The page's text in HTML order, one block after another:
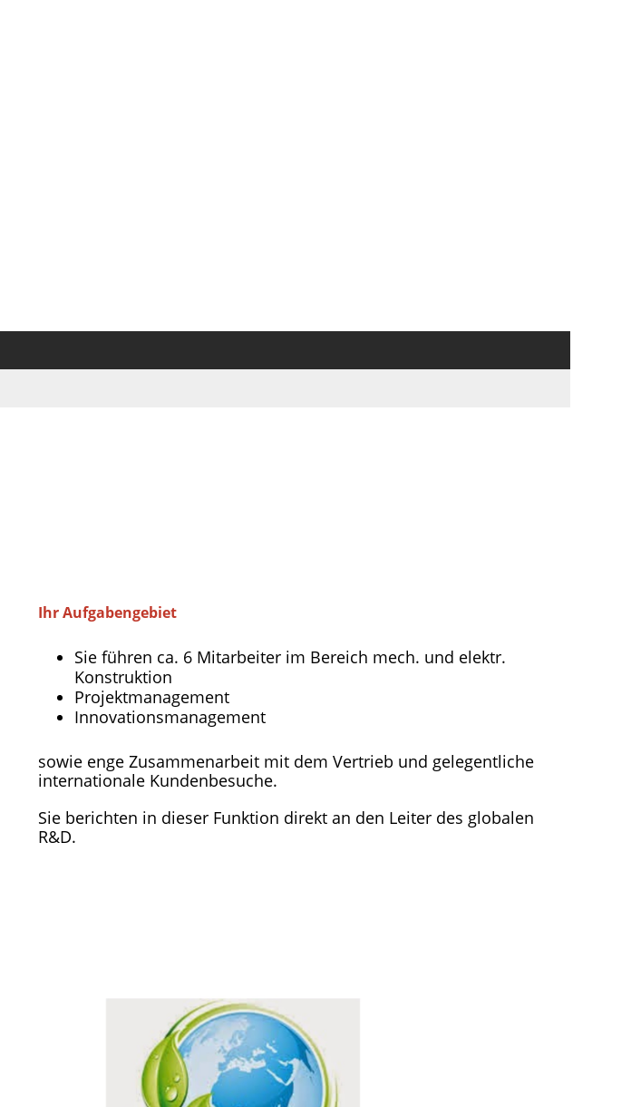
Ihr Aufgabengebiet
Sie führen ca. 6 Mitarbeiter im Bereich mech. und elektr.
Konstruktion
Projektmanagement
Innovationsmanagement
sowie enge Zusammenarbeit mit dem Vertrieb und gelegentliche
internationale Kundenbesuche.
Sie berichten in dieser Funktion direkt an den Leiter des globalen
R&D.